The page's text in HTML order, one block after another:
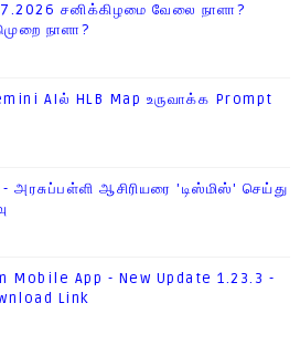
சனிக்கிழமை வேலை நாளா?
நாளா?
AIல் HLB Map உருவாக்க Prompt
அரசுப்பள்ளி ஆசிரியரை 'டிஸ்மிஸ்' செய்து
Mobile App - New Update 1.23.3 -
Link